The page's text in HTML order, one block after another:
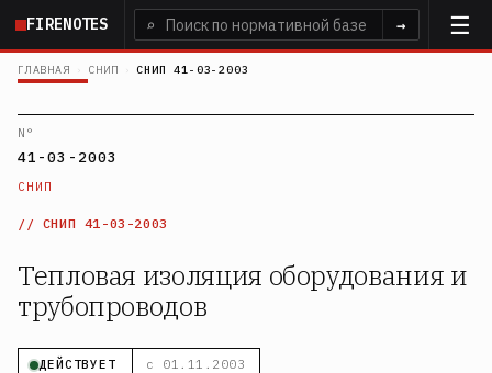
Перейти
основному
FIRENOTES ⌕ →
ГЛАВНАЯ › СНИП › СНИП 41-03-2003
N°
41-03-2003
СНИП
СНИП 41-03-2003
Тепловая изоляция оборудования и
трубопроводов
ДЕЙСТВУЕТ с 01.11.2003